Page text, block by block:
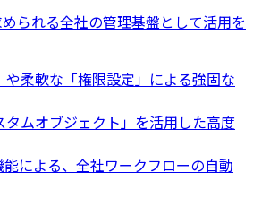
られる全社の管理基盤として活用を
や柔軟な「権限設定」による強固な
タムオブジェクト」を活用した高度
による、全社ワークフローの自動